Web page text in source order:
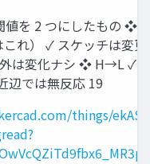
値を 2 つにしたもの ❖
これ） ✓ スケッチは変
は変化ナシ ❖ H→L ✓
辺では無反応 19
things/